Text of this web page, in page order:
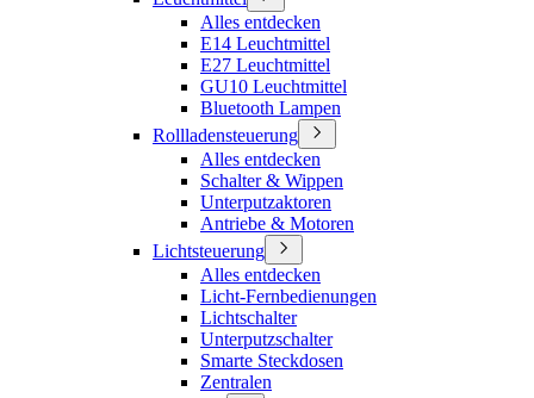
Alles entdecken
E14 Leuchtmittel
E27 Leuchtmittel
GU10 Leuchtmittel
Bluetooth Lampen
Rollladensteuerung
Alles entdecken
Schalter & Wippen
Unterputzaktoren
Antriebe & Motoren
Lichtsteuerung
Alles entdecken
Licht-Fernbedienungen
Lichtschalter
Unterputzschalter
Smarte Steckdosen
Zentralen